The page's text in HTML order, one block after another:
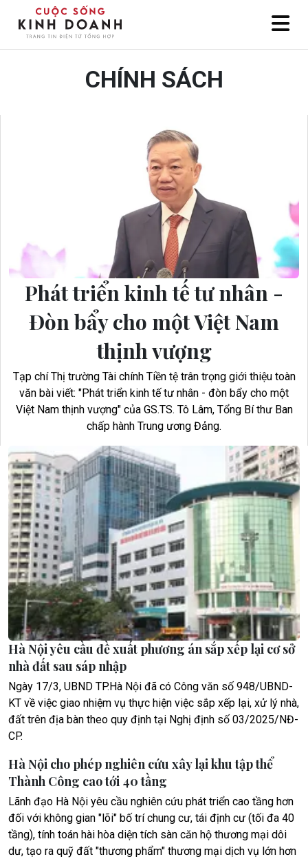
CHÍNH SÁCH
Hà Nội yêu cầu đề xuất phương án sắp xếp lại cơ sở
nhà đất sau sáp nhập
Ngày 17/3, UBND TP.Hà Nội đã có Công văn số 948/UBND-
KT về việc giao nhiệm vụ thực hiện việc sắp xếp lại, xử lý nhà,
đất trên địa bàn theo quy định tại Nghị định số 03/2025/NĐ-
CP.
Phát triển kinh tế tư nhân -
Đòn bẩy cho một Việt Nam
thịnh vượng
Tạp chí Thị trường Tài chính Tiền tệ trân trọng giới thiệu toàn
văn bài viết: "Phát triển kinh tế tư nhân - đòn bẩy cho một
Việt Nam thịnh vượng" của GS.TS. Tô Lâm, Tổng Bí thư Ban
chấp hành Trung ương Đảng.
Hà Nội cho phép nghiên cứu xây lại khu tập thể
Thành Công cao tới 40 tầng
Lãnh đạo Hà Nội yêu cầu nghiên cứu phát triển cao tầng hơn
đối với không gian "lõi" bố trí chung cư, tái định cư (tối đa 40
tầng), tính toán hài hòa diện tích sàn căn hộ thương mại dôi
dư, tạo ra quỹ đất "thương phẩm" thương mại dịch vụ lớn hơn